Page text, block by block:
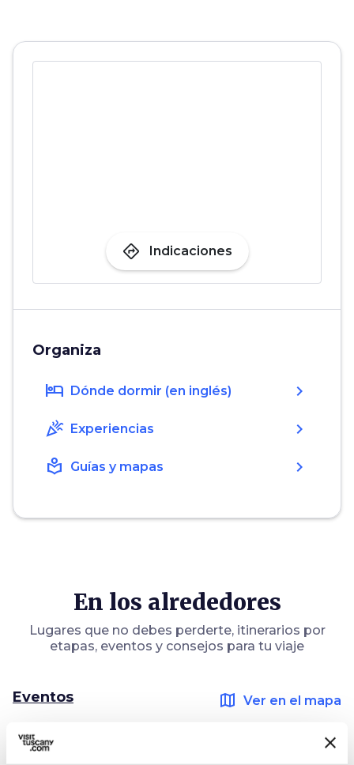
directions Indicaciones
Organiza
hotel Dónde dormir (en inglés) chevron_right
celebration Experiencias chevron_right
local_library Guías y mapas chevron_right
En los alrededores
Lugares que no debes perderte, itinerarios por
etapas, eventos y consejos para tu viaje
Eventos map Ver en el mapa